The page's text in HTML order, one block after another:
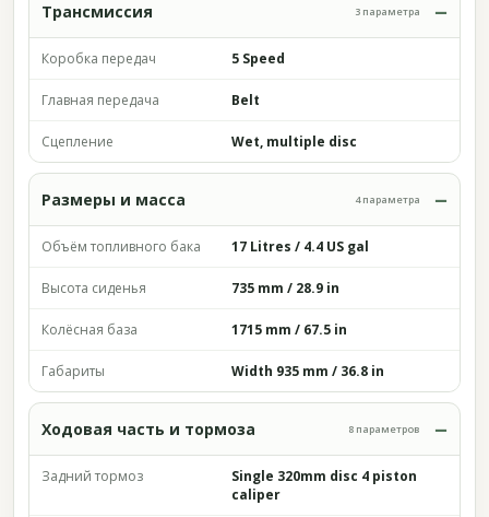
Трансмиссия 3 параметра
Коробка передач 5 Speed
Главная передача Belt
Сцепление Wet, multiple disc
Размеры и масса 4 параметра
Объём топливного бака 17 Litres / 4.4 US gal
Высота сиденья 735 mm / 28.9 in
Колёсная база 1715 mm / 67.5 in
Габариты Width 935 mm / 36.8 in
Ходовая часть и тормоза 8 параметров
Задний тормоз
Single 320mm disc 4 piston
caliper